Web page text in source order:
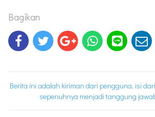
Bagikan
Berita ini adalah kiriman dari pengguna, isi
sepenuhnya menjadi tanggung